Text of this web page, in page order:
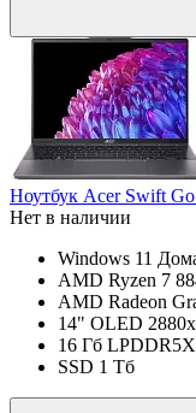
Ноутбук Acer Swift
Нет в наличии
Windows 11
AMD Ryzen 7
AMD Radeon
14" OLED
16 Гб LPDDR5X
SSD 1 Тб